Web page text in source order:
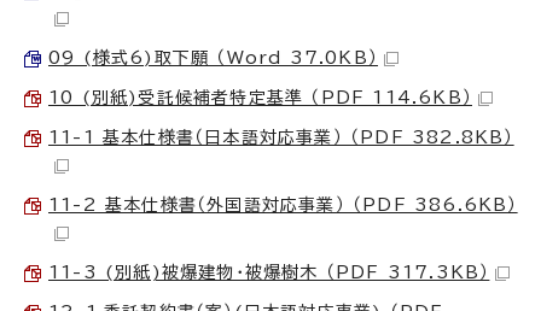
09 (様式6)取下願 （Word 37.0KB）
10 (別紙)受託候補者特定基準 （PDF 114.6KB）
11-1 基本仕様書（日本語対応事業） （PDF 382.8KB）
11-2 基本仕様書（外国語対応事業） （PDF 386.6KB）
11-3 (別紙)被爆建物・被爆樹木 （PDF 317.3KB）